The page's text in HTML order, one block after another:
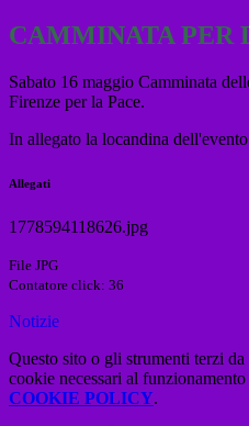
CAMMINATA PER
Sabato 16 maggio Camminata
Firenze per la Pace.
In allegato la locandina
Allegati
1778594118626.jpg
File JPG
Contatore click: 36
Notizie
Questo sito o gli strumenti terzi
cookie necessari al
COOKIE POLICY.